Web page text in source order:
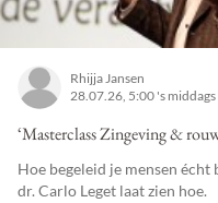
Rhijja Jansen
28.07.26, 5:00 's middags
‘Masterclass Zingeving &
Hoe begeleid je mensen
dr. Carlo Leget laat zien hoe.